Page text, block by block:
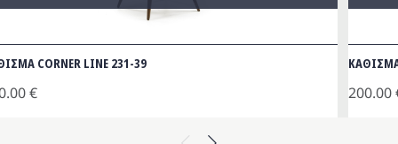
Previous
CORNER LINE 231-39
€
ΚΑΘΙΣΜΑ
200.00
Next